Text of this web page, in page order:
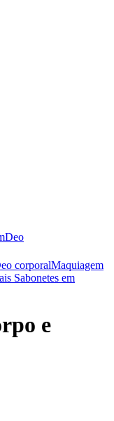
Deo
corporalMaquiagem
Sabonetes em
e